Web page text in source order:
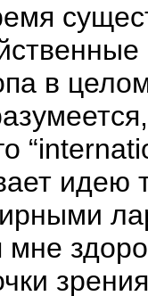
в
идею
мне